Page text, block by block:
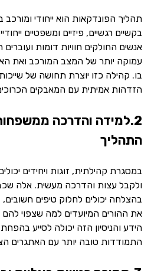
תהליך הפונדקאות הוא ייחודי ומורכב
בקשיים רגשיים, פיזיים ומשפטיים
אנשים החולקים חוויות דומות
עמוקה יותר של המצב המורכב ואת
בו. קהילה כזו יוצרת תחושה של
הזדהות אמיתית עם המאבקים
2.למידה והדרכה
התהליך
במסגרת קהילתית, זוגות ויחידים
ולקבל עצות והדרכה מעשית. אלה
בהצלחה יכולים לחלוק טיפים חשובים,
את ההורים המיועדים למה שצפוי
הידע והניסיון הזה יכולה לסייע
התמודדות טובה יותר עם האתגרים